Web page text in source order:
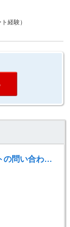
経験）
綺麗なオフィスで働く！インターネットの問い合わせ対応!